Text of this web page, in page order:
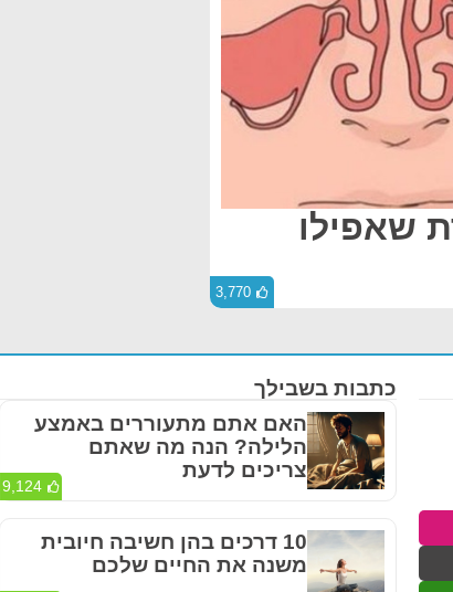
שאפילו
3,770
כתבות בשבילך
האם אתם מתעוררים באמצע
הלילה? הנה מה שאתם
צריכים לדעת
9,124
10 דרכים בהן חשיבה חיובית
משנה את החיים שלכם